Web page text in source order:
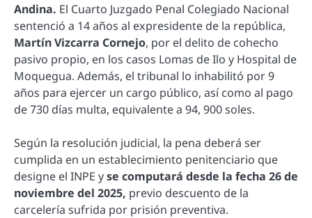
Andina. El Cuarto Juzgado Penal Colegiado Nacional
sentenció a 14 años al expresidente de la república,
Martín Vizcarra Cornejo, por el delito de cohecho
pasivo propio, en los casos Lomas de Ilo y Hospital de
Moquegua. Además, el tribunal lo inhabilitó por 9
años para ejercer un cargo público, así como al pago
de 730 días multa, equivalente a 94, 900 soles.
Según la resolución judicial, la pena deberá ser
cumplida en un establecimiento penitenciario que
designe el INPE yse computará desde la fecha 26 de
noviembre del 2025, previo descuento de la
carcelería sufrida por prisión preventiva.